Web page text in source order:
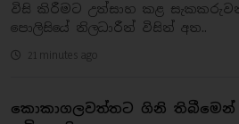
විසි කිරීමට උත්සාහ කළ සැකකරුවන්
පොලිසියේ නිලධාරීන් විසින් අත..
21 minutes ago
කොකාගලවත්තට ගිනි